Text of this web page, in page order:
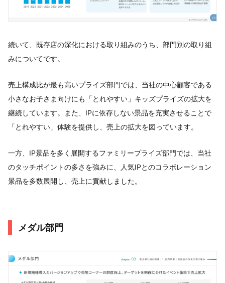
続いて、既存店の深化における取り組みのうち、部門別の取り組
みについてです。
売上構成比が最も高いプライズ部門では、当社の中心顧客である
小さなお子さま向けにも「とれやすい」キッズプライズの拡大を
継続しています。また、IPに依存しない景品を充実させることで
「とれやすい」体験を提供し、売上の拡大を図っています。
一方、IP景品を多く展開するファミリープライズ部門では、当社
のタッチポイントの多さを強みに、人気IPとのコラボレーション
景品を多数展開し、売上に貢献しました。
メダル部門